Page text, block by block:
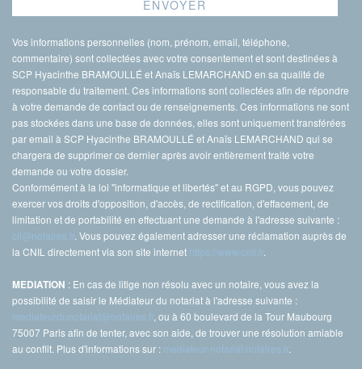
Vos informations personnelles (nom, prénom, email, téléphone,
commentaire) sont collectées avec votre consentement et sont destinées à
SCP Hyacinthe BRAMOULLÉ et Anaïs LEMARCHAND en sa qualité de
responsable du traitement. Ces informations sont collectées afin de répondre
à votre demande de contact ou de renseignements. Ces informations ne sont
pas stockées dans une base de données, elles sont uniquement transférées
par email à SCP Hyacinthe BRAMOULLÉ et Anaïs LEMARCHAND qui se
chargera de supprimer ce dernier après avoir entièrement traité votre
demande ou votre dossier.
Conformément à la loi "informatique et libertés" et au RGPD, vous pouvez
exercer vos droits d'opposition, d'accès, de rectification, d'effacement, de
limitation et de portabilité en effectuant une demande à l'adresse suivante :
cil@notaires.fr. Vous pouvez également adresser une réclamation auprès de
la CNIL directement via son site internet https://www.cnil.fr.
MEDIATION : En cas de litige non résolu avec un notaire, vous avez la
possibilité de saisir le Médiateur du notariat à l'adresse suivante :
mediateurdunotariat@notaires.fr, ou à 60 boulevard de la Tour Maubourg
75007 Paris afin de tenter, avec son aide, de trouver une résolution amiable
au conflit. Plus d'informations sur : mediateur-notariat.notaires.fr.